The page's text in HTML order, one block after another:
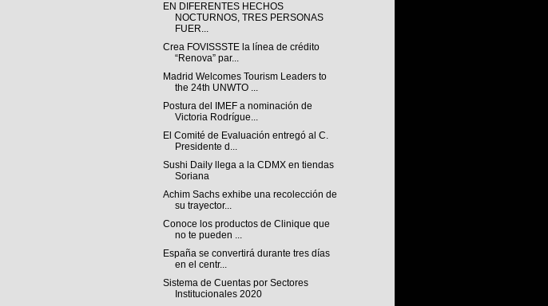
EN DIFERENTES HECHOS
NOCTURNOS, TRES PERSONAS
FUER...
Crea FOVISSSTE la línea de crédito
“Renova” par...
Madrid Welcomes Tourism Leaders to
the 24th UNWTO ...
Postura del IMEF a nominación de
Victoria Rodrígue...
El Comité de Evaluación entregó al C.
Presidente d...
Sushi Daily llega a la CDMX en tiendas
Soriana
Achim Sachs exhibe una recolección de
su trayector...
Conoce los productos de Clinique que
no te pueden ...
España se convertirá durante tres días
en el centr...
Sistema de Cuentas por Sectores
Institucionales 2020